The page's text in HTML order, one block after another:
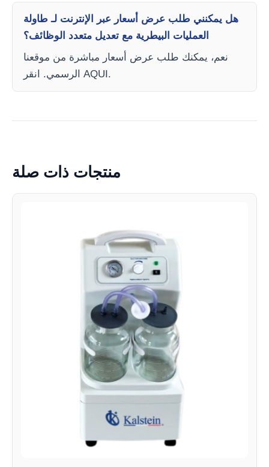
هل يمكنني طلب عرض أسعار عبر الإنترنت لـ طاولة
العمليات البيطرية مع تعديل متعدد الوظائف؟
نعم، يمكنك طلب عرض أسعار مباشرة من موقعنا
الرسمي. انقر AQUI.
منتجات ذات صلة